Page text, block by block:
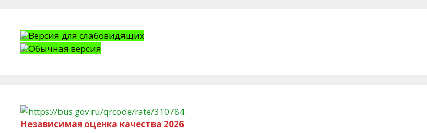
Версия для слабовидящих
Обычная версия
Независимая оценка качества 2026